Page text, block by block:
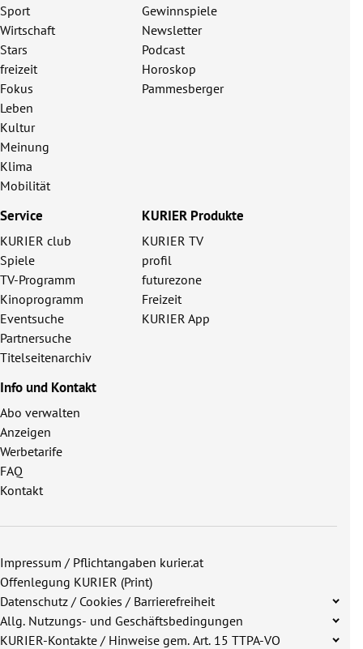
Sport
Wirtschaft
Stars
freizeit
Fokus
Leben
Kultur
Meinung
Klima
Mobilität
Gewinnspiele
Newsletter
Podcast
Horoskop
Pammesberger
Service
KURIER club
Spiele
TV-Programm
Kinoprogramm
Eventsuche
Partnersuche
Titelseitenarchiv
KURIER Produkte
KURIER TV
profil
futurezone
Freizeit
KURIER App
Info und Kontakt
Abo verwalten
Anzeigen
Werbetarife
FAQ
Kontakt
Impressum / Pflichtangaben kurier.at
Offenlegung KURIER (Print)
Datenschutz / Cookies / Barrierefreiheit
Allg. Nutzungs- und Geschäftsbedingungen
KURIER-Kontakte / Hinweise gem. Art. 15 TTPA-VO